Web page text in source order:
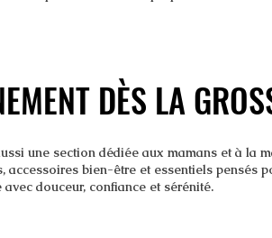
DÈS LA
DÈS LA
une section dédiée aux mamans et à la
accessoires bien-être et essentiels pensés
douceur, confiance et sérénité.